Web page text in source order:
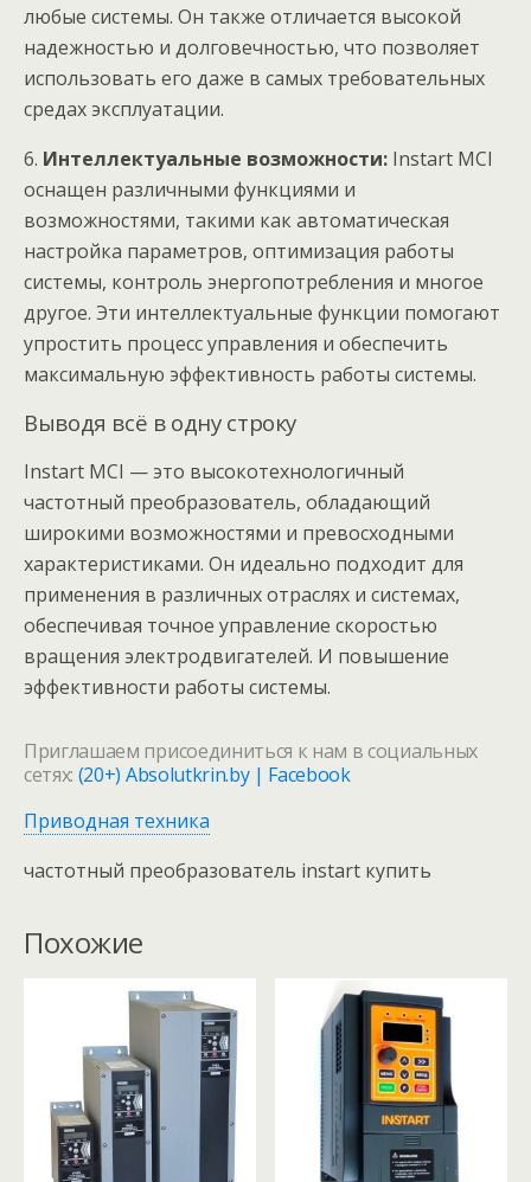
любые системы. Он также отличается высокой
надежностью и долговечностью, что позволяет
использовать его даже в самых требовательных
средах эксплуатации.
6. Интеллектуальные возможности: Instart MCI
оснащен различными функциями и
возможностями, такими как автоматическая
настройка параметров, оптимизация работы
системы, контроль энергопотребления и многое
другое. Эти интеллектуальные функции помогают
упростить процесс управления и обеспечить
максимальную эффективность работы системы.
Выводя всё в одну строку
Instart MCI — это высокотехнологичный
частотный преобразователь, обладающий
широкими возможностями и превосходными
характеристиками. Он идеально подходит для
применения в различных отраслях и системах,
обеспечивая точное управление скоростью
вращения электродвигателей. И повышение
эффективности работы системы.
Приглашаем присоединиться к нам в социальных
сетях: (20+) Absolutkrin.by | Facebook
Приводная техника
частотный преобразователь instart купить
Похожие